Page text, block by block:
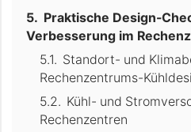
Praktische Design-
Verbesserung im
Standort- und
Rechenzentrums-
Kühl- und
Rechenzentren